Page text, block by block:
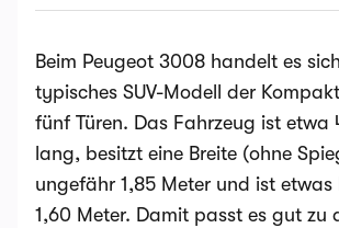
Beim Peugeot 3008 handelt es
typisches SUV-Modell der
fünf Türen. Das Fahrzeug ist etwa
lang, besitzt eine Breite (ohne
ungefähr 1,85 Meter und ist etwas
1,60 Meter. Damit passt es gut zu